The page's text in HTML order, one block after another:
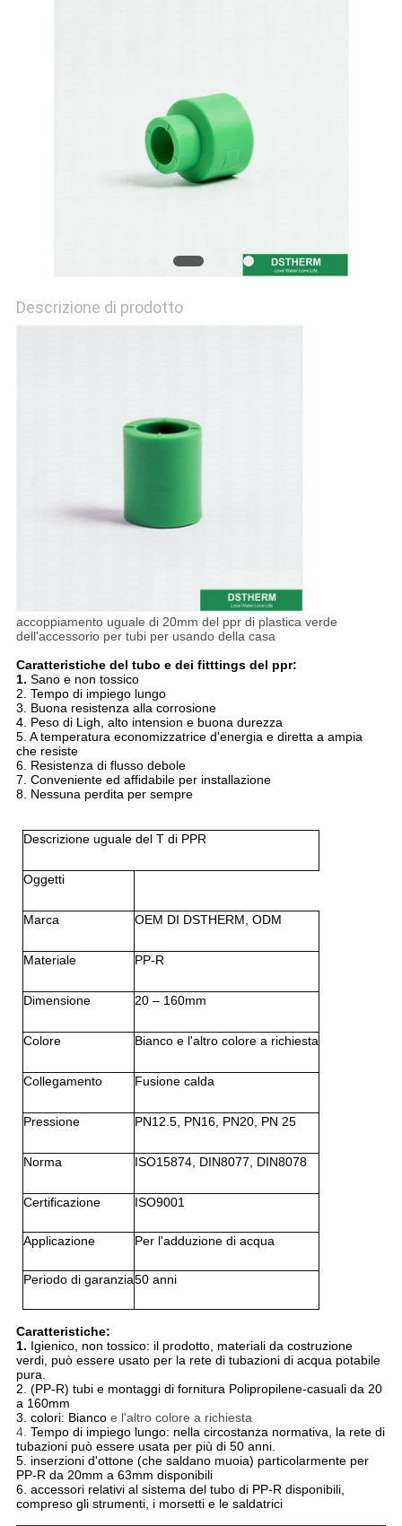
Descrizione di prodotto
accoppiamento uguale di 20mm del ppr di plastica verde
dell'accessorio per tubi per usando della casa
Caratteristiche del tubo e dei fitttings del ppr:
1. Sano e non tossico
2. Tempo di impiego lungo
3. Buona resistenza alla corrosione
4. Peso di Ligh, alto intension e buona durezza
5. A temperatura economizzatrice d'energia e diretta a ampia
che resiste
6. Resistenza di flusso debole
7. Conveniente ed affidabile per installazione
8. Nessuna perdita per sempre
Descrizione uguale del T di PPR
Oggetti
Marca OEM DI DSTHERM, ODM
Materiale PP-R
Dimensione 20 – 160mm
Colore Bianco e l'altro colore a richiesta
Collegamento Fusione calda
Pressione PN12.5, PN16, PN20, PN 25
Norma ISO15874, DIN8077, DIN8078
Certificazione ISO9001
Applicazione Per l'adduzione di acqua
Periodo di garanzia50 anni
Caratteristiche:
1. Igienico, non tossico: il prodotto, materiali da costruzione
verdi, può essere usato per la rete di tubazioni di acqua potabile
pura.
2. (PP-R) tubi e montaggi di fornitura Polipropilene-casuali da 20
a 160mm
3. colori: Bianco e l'altro colore a richiesta
4. Tempo di impiego lungo: nella circostanza normativa, la rete di
tubazioni può essere usata per più di 50 anni.
5. inserzioni d'ottone (che saldano muoia) particolarmente per
PP-R da 20mm a 63mm disponibili
6. accessori relativi al sistema del tubo di PP-R disponibili,
compreso gli strumenti, i morsetti e le saldatrici